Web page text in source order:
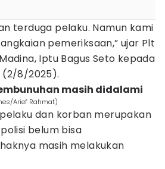
terduga pelaku. Namun kami
pemeriksaan,” ujar Plt
Iptu Bagus Seto kepada
(2/8/2025).
masih didalami
Arief Rahmat)
dan korban merupakan
belum bisa
masih melakukan